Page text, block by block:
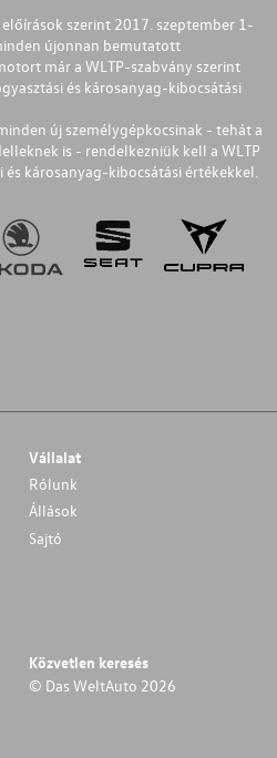
szerint 2017. szeptember 1-
újonnan bemutatott
már a WLTP-szabvány szerint
és károsanyag-kibocsátási
új személygépkocsinak - tehát a
is - rendelkezniük kell a WLTP
károsanyag-kibocsátási értékekkel.
Vállalat
Rólunk
Állások
Sajtó
Közvetlen keresés
© Das WeltAuto 2026